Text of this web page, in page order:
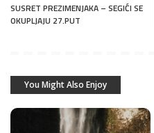
SUSRET PREZIMENJAKA – SEGIĆI SE
OKUPLJAJU 27.PUT
You Might Also Enjoy